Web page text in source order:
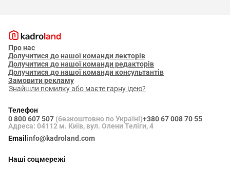
Про нас
Долучитися до нашої команди лекторів
Долучитися до нашої команди редакторів
Долучитися до нашої команди консультантів
Замовити рекламу
Знайшли помилку або маєте гарну ідею?
Телефон
0 800 607 507 (безкоштовно по Україні)+380 67 008 70 55
Адреса: 04112 м. Київ, вул. Олени Теліги, 4
Email info@kadroland.com
Наші соцмережі